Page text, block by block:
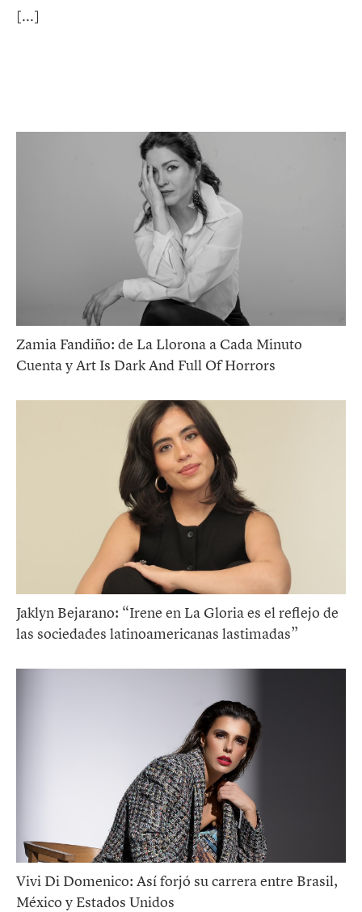
Zamia Fandiño: de La Llorona a Cada Minuto
Cuenta y Art Is Dark And Full Of Horrors
Jaklyn Bejarano: “Irene en La Gloria es el reflejo de
las sociedades latinoamericanas lastimadas”
Vivi Di Domenico: Así forjó su carrera entre Brasil,
México y Estados Unidos